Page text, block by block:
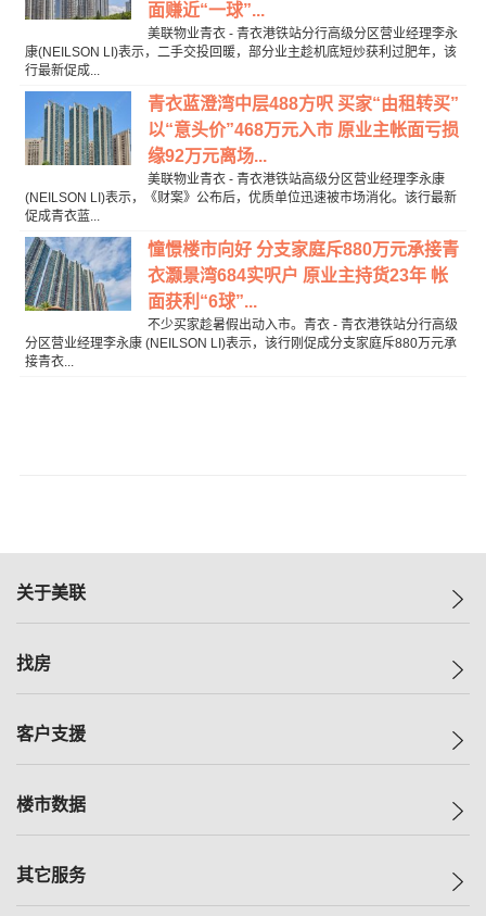
面赚近“一球”...
美联物业青衣 - 青衣港铁站分行高级分区营业经理李永
康(NEILSON LI)表示，二手交投回暖，部分业主趁机底短炒获利过肥年，该
行最新促成...
青衣蓝澄湾中层488方呎 买家“由租转买”
以“意头价”468万元入市 原业主帐面亏损
缘92万元离场...
美联物业青衣 - 青衣港铁站高级分区营业经理李永康
(NEILSON LI)表示，《财案》公布后，优质单位迅速被市场消化。该行最新
促成青衣蓝...
憧憬楼市向好 分支家庭斥880万元承接青
衣灏景湾684实呎户 原业主持货23年 帐
面获利“6球”...
不少买家趁暑假出动入市。青衣 - 青衣港铁站分行高级
分区营业经理李永康 (NEILSON LI)表示，该行刚促成分支家庭斥880万元承
接青衣...
关于美联
美联集团
人才招募
找房
一手新房
减价
美联豪宅
独家楼盘
客户支援
自助放盘
查询热线
楼市数据
指数
其它服务